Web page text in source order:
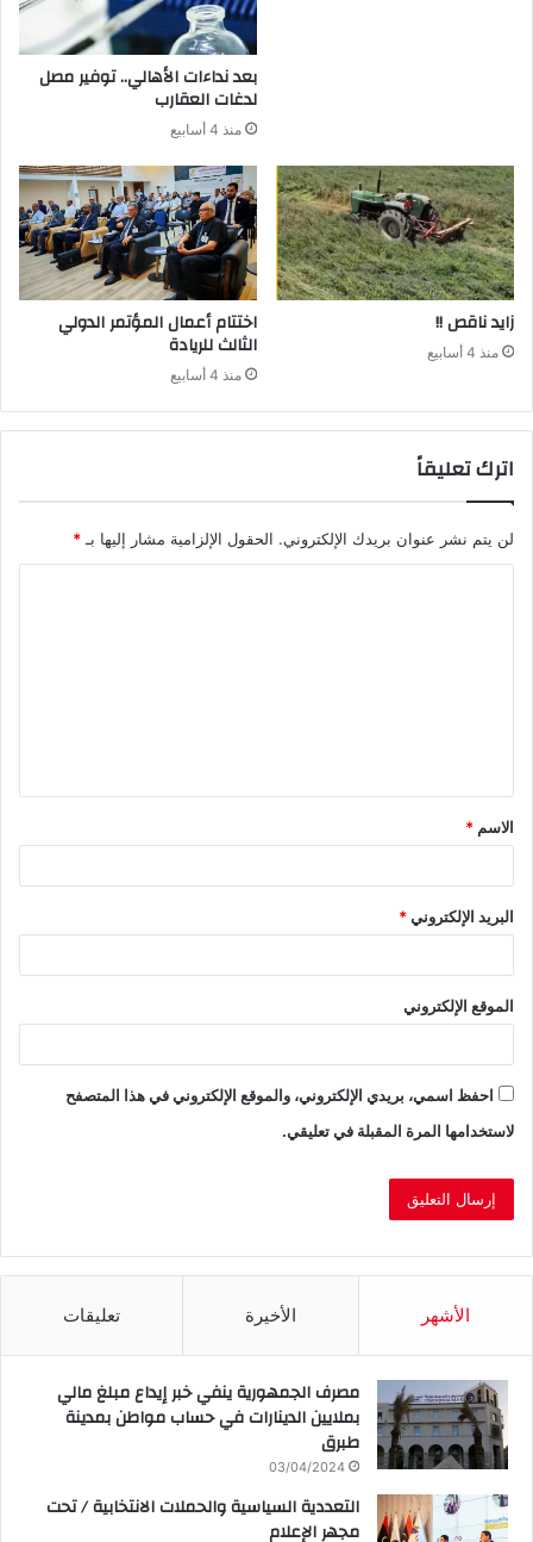
بعد نداءات الأهالي.. توفير مصل
لدغات العقارب
منذ 4 أسابيع
زايد ناقص !!
منذ 4 أسابيع
اختتام أعمال المؤتمر الدولي
الثالث للريادة
منذ 4 أسابيع
اترك تعليقاً
لن يتم نشر عنوان بريدك الإلكتروني. الحقول الإلزامية مشار إليها بـ *
ق
*
الاسم *
البريد الإلكتروني*
الموقع الإلكتروني
احفظ اسمي، بريدي الإلكتروني، والموقع الإلكتروني في هذا المتصفح
لاستخدامها المرة المقبلة في تعليقي.
الأشهر الأخيرة تعليقات
مصرف الجمهورية ينفي خبر إيداع مبلغ مالي
بملايين الدينارات في حساب مواطن بمدينة
طبرق
03/04/2024
التعددية السياسية والحملات الانتخابية / تحت
مجهر الإعلام